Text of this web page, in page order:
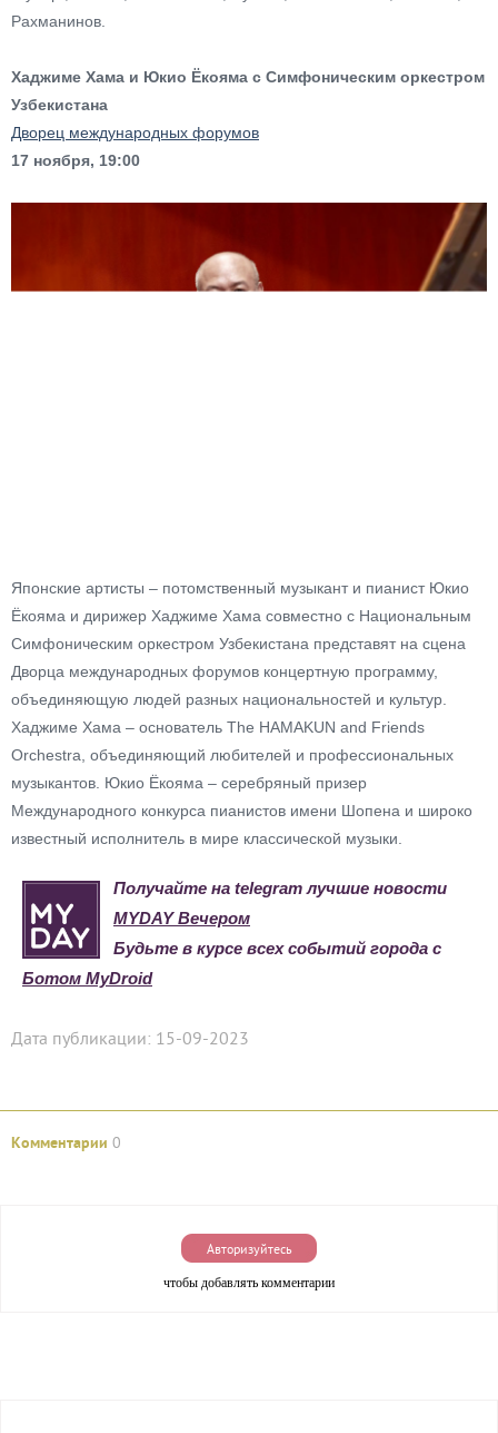
Рахманинов.
Хаджиме Хама и Юкио Ёкояма с Симфоническим оркестром
Узбекистана
Дворец международных форумов
17 ноября, 19:00
Японские артисты – потомственный музыкант и пианист Юкио
Ёкояма и дирижер Хаджиме Хама совместно с Национальным
Симфоническим оркестром Узбекистана представят на сцена
Дворца международных форумов концертную программу,
объединяющую людей разных национальностей и культур.
Хаджиме Хама – основатель The HAMAKUN and Friends
Orchestra, объединяющий любителей и профессиональных
музыкантов. Юкио Ёкояма – серебряный призер
Международного конкурса пианистов имени Шопена и широко
известный исполнитель в мире классической музыки.
Получайте на telegram лучшие новости
MYDAY Вечером
Будьте в курсе всех событий города с
Ботом MyDroid
Дата публикации: 15-09-2023
Комментарии 0
Авторизуйтесь
чтобы добавлять комментарии